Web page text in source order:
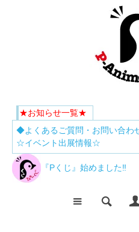
★お知らせ一覧★
◆よくあるご質問・お問い合わ
☆イベント出展情報☆
『Pくじ』始めました‼